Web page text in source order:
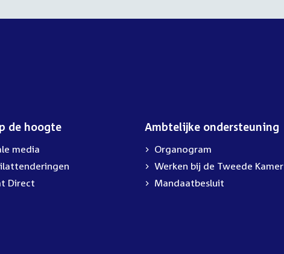
de hoogte
media
Direct
Ambtelijke ondersteuning
Organogram
External
link:
Werken bij de Tweede Kamer
Mandaatbesluit